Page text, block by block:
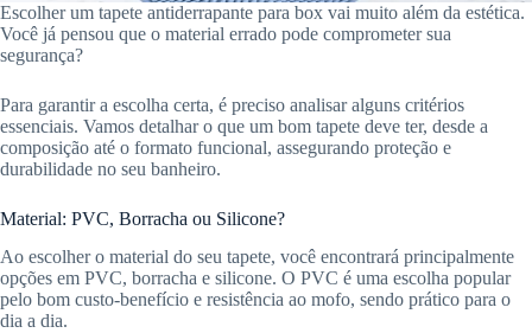
Escolher um tapete antiderrapante para box vai muito além da estética.
Você já pensou que o material errado pode comprometer sua
segurança?
Para garantir a escolha certa, é preciso analisar alguns critérios
essenciais. Vamos detalhar o que um bom tapete deve ter, desde a
composição até o formato funcional, assegurando proteção e
durabilidade no seu banheiro.
Material: PVC, Borracha ou Silicone?
Ao escolher o material do seu tapete, você encontrará principalmente
opções em PVC, borracha e silicone. O PVC é uma escolha popular
pelo bom custo-benefício e resistência ao mofo, sendo prático para o
dia a dia.